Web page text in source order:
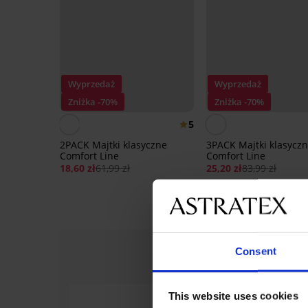
Consent
This website uses cookies
Wyprzedaż
Zniżka -70%
5
2PACK Majtki klasyczne
Comfort Line
18,60 zł61,99 zł
Wyprzedaż
Zniżka -70%
3PACK Majtki
Comfort Line
25,20 zł83,99 zł